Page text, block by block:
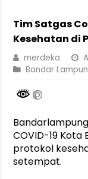
Tim Satgas
Kesehatan di
merdeka
Bandar
COVID-19
protokol
setempat.